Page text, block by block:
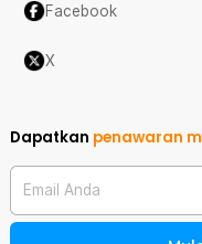
Facebook
X
Dapatkan penawaran
Email Anda